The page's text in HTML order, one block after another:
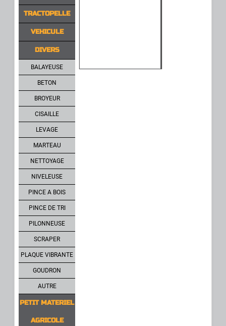
TRACTOPELLE
VEHICULE
DIVERS
BALAYEUSE
BETON
BROYEUR
CISAILLE
LEVAGE
MARTEAU
NETTOYAGE
NIVELEUSE
PINCE A BOIS
PINCE DE TRI
PILONNEUSE
SCRAPER
PLAQUE VIBRANTE
GOUDRON
AUTRE
PETIT MATERIEL
AGRICOLE